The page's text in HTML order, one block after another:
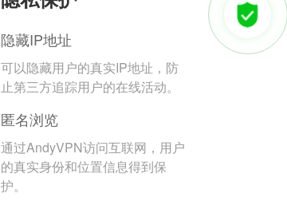
隐藏IP地址
可以隐藏用户的真实IP地址，防
止第三方追踪用户的在线活动。
匿名浏览
通过AndyVPN访问互联网，用户
的真实身份和位置信息得到保
护。